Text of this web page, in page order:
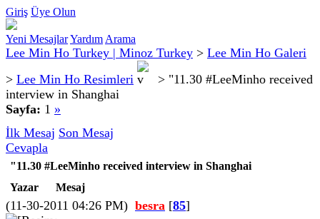
Giriş Üye Olun
Yeni MesajlarYardım Arama
Lee Min Ho Turkey | Minoz Turkey > Lee Min Ho Galeri
> Lee Min Ho Resimleri > "11.30 #LeeMinho received
interview in Shanghai
Sayfa: 1 »
İlk Mesaj Son Mesaj
Cevapla
"11.30 #LeeMinho received interview in Shanghai
Yazar
Mesaj
(11-30-2011 04:26 PM) besra [85]